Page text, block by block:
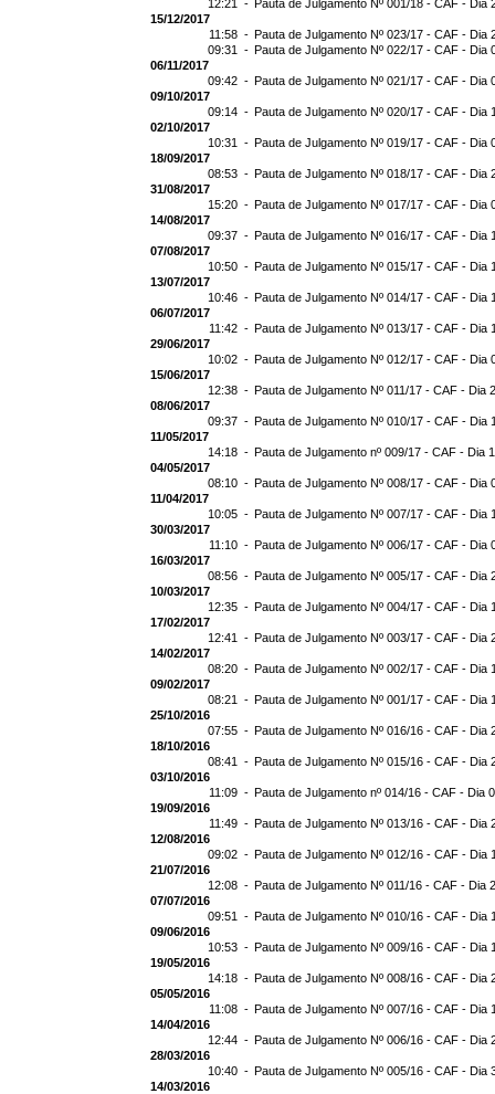
12:21 - Pauta de Julgamento Nº 001/18 - CAF - Dia
15/12/2017
11:58 - Pauta de Julgamento Nº 023/17 - CAF - Dia
09:31 - Pauta de Julgamento Nº 022/17 - CAF - Dia
06/11/2017
09:42 - Pauta de Julgamento Nº 021/17 - CAF - Dia
09/10/2017
09:14 - Pauta de Julgamento Nº 020/17 - CAF - Dia
02/10/2017
10:31 - Pauta de Julgamento Nº 019/17 - CAF - Dia
18/09/2017
08:53 - Pauta de Julgamento Nº 018/17 - CAF - Dia
31/08/2017
15:20 - Pauta de Julgamento Nº 017/17 - CAF - Dia
14/08/2017
09:37 - Pauta de Julgamento Nº 016/17 - CAF - Dia
07/08/2017
10:50 - Pauta de Julgamento Nº 015/17 - CAF - Dia
13/07/2017
10:46 - Pauta de Julgamento Nº 014/17 - CAF - Dia
06/07/2017
11:42 - Pauta de Julgamento Nº 013/17 - CAF - Dia
29/06/2017
10:02 - Pauta de Julgamento Nº 012/17 - CAF - Dia
15/06/2017
12:38 - Pauta de Julgamento Nº 011/17 - CAF - Dia
08/06/2017
09:37 - Pauta de Julgamento Nº 010/17 - CAF - Dia
11/05/2017
14:18 - Pauta de Julgamento nº 009/17 - CAF - Dia
04/05/2017
08:10 - Pauta de Julgamento Nº 008/17 - CAF - Dia
11/04/2017
10:05 - Pauta de Julgamento Nº 007/17 - CAF - Dia
30/03/2017
11:10 - Pauta de Julgamento Nº 006/17 - CAF - Dia
16/03/2017
08:56 - Pauta de Julgamento Nº 005/17 - CAF - Dia
10/03/2017
12:35 - Pauta de Julgamento Nº 004/17 - CAF - Dia
17/02/2017
12:41 - Pauta de Julgamento Nº 003/17 - CAF - Dia
14/02/2017
08:20 - Pauta de Julgamento Nº 002/17 - CAF - Dia
09/02/2017
08:21 - Pauta de Julgamento Nº 001/17 - CAF - Dia
25/10/2016
07:55 - Pauta de Julgamento Nº 016/16 - CAF - Dia
18/10/2016
08:41 - Pauta de Julgamento Nº 015/16 - CAF - Dia
03/10/2016
11:09 - Pauta de Julgamento nº 014/16 - CAF - Dia
19/09/2016
11:49 - Pauta de Julgamento Nº 013/16 - CAF - Dia
12/08/2016
09:02 - Pauta de Julgamento Nº 012/16 - CAF - Dia
21/07/2016
12:08 - Pauta de Julgamento Nº 011/16 - CAF - Dia
07/07/2016
09:51 - Pauta de Julgamento Nº 010/16 - CAF - Dia
09/06/2016
10:53 - Pauta de Julgamento Nº 009/16 - CAF - Dia
19/05/2016
14:18 - Pauta de Julgamento Nº 008/16 - CAF - Dia
05/05/2016
11:08 - Pauta de Julgamento Nº 007/16 - CAF - Dia
14/04/2016
12:44 - Pauta de Julgamento Nº 006/16 - CAF - Dia
28/03/2016
10:40 - Pauta de Julgamento Nº 005/16 - CAF - Dia
14/03/2016